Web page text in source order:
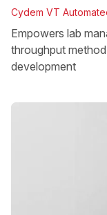
Cydem VT
Empowers lab
throughput
development